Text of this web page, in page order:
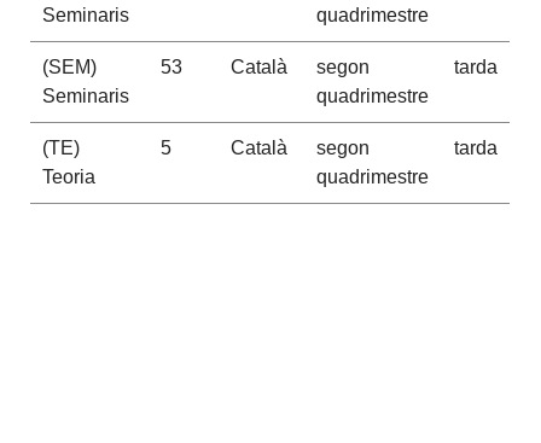
Seminaris
quadrimestre
(SEM)
Seminaris
53 Català
segon
quadrimestre
tarda
(TE)
Teoria
5 Català
segon
quadrimestre
tarda